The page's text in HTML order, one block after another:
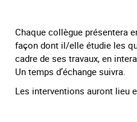
Chaque collègue présentera
façon dont il/elle étudie les
cadre de ses travaux, en
Un temps d’échange suivra.
Les interventions auront lieu